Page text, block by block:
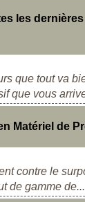
les
que tout va
que vous
Matériel de
contre le
de gamme de...